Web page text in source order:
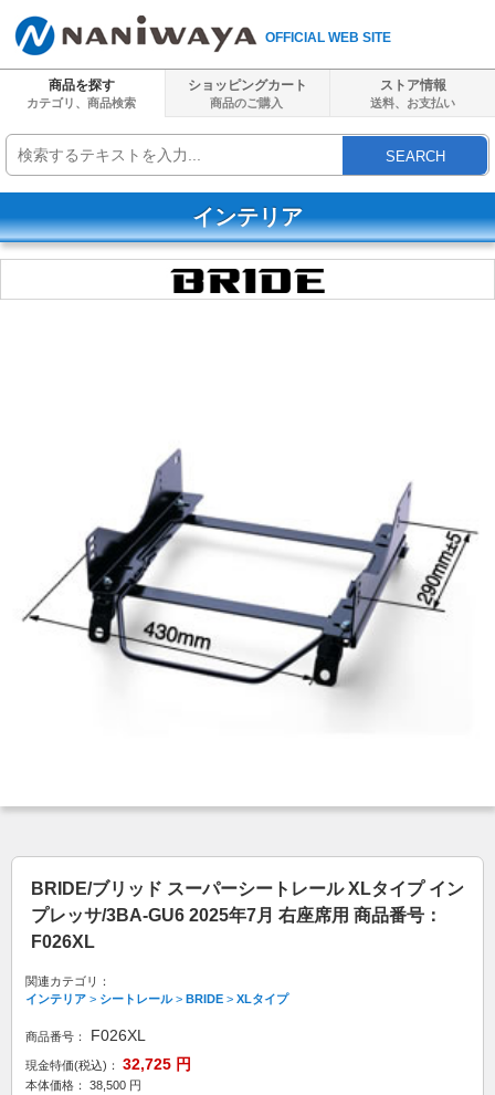
OFFICIAL WEB SITE
商品を探す
カテゴリ、商品検索
ショッピングカート
商品のご購入
ストア情報
送料、 お支払い
SEARCH
インテリア
BRIDE/ブリッド スーパーシートレール XLタイプ イン
プレッサ/3BA-GU6 2025年7月 右座席用 商品番号：
F026XL
関連カテゴリ：
インテリア > シートレール> BRIDE > XLタイプ
商品番号： F026XL
現金特価(税込)： 32,725 円
本体価格： 38,500 円